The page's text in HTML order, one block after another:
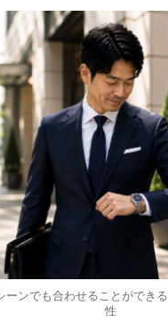
ーンでも合わせることができ
性